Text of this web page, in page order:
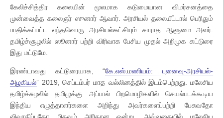
கேலிச்சித்திர கலையின் மூலமாக கடுமையான விமர்சனத்தை
முன்வைத்த கலைஞர் ஸுனார் ஆவார். அரசியல் தலையீட்டால் பெரிதும்
பாதிக்கப்பட்ட எந்தவொரு அரசியல்கட்சியும் சாராத ஆளுமை அவர்.
தமிழ்ச்சூழலில் ஸூனார் பற்றி விரிவாக பேசிய முதல் அறிமுக கட்டுரை
இது மட்டுமே.
இரண்டாவது கட்டுரையாக, “கே.எஸ்.மணியம்: புனைவு-அரசியல்-
அழகியல்” 2019, செப்டம்பர் மாத வல்லினத்தில் இடம்பெற்றது. மலேசிய
தமிழ்ச்சுழலில் தமிழுக்கு அப்பால் பிறமொழிகளில் செயல்படக்கூடிய
இந்திய எழுத்தாளர்களை அறிந்து அவர்களைப்பற்றி பேசுவதோ